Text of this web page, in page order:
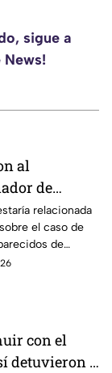
sigue a
al
de
Ángelrelacionada
el caso de
de
con el
detuvieron a